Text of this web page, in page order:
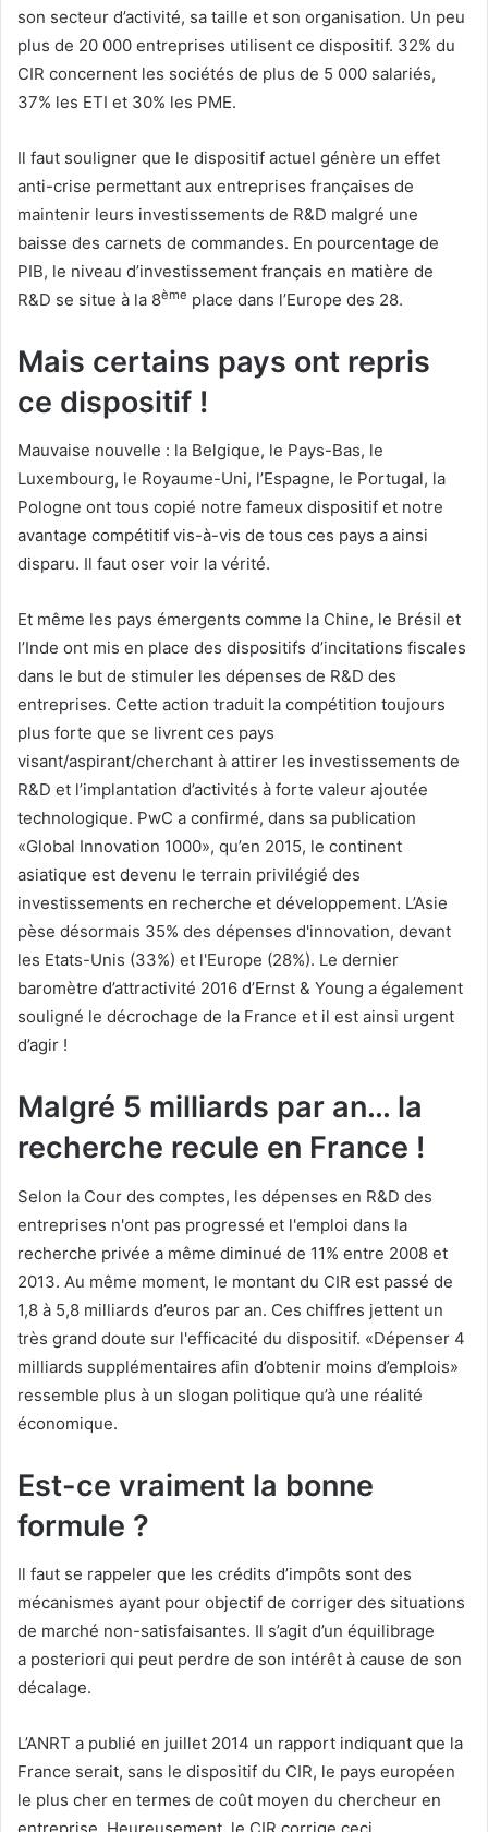
son secteur d’activité, sa taille et son organisation. Un peu
plus de 20 000 entreprises utilisent ce dispositif. 32% du
CIR concernent les sociétés de plus de 5 000 salariés,
37% les ETI et 30% les PME.
Il faut souligner que le dispositif actuel génère un effet
anti-crise permettant aux entreprises françaises de
maintenir leurs investissements de R&D malgré une
baisse des carnets de commandes. En pourcentage de
PIB, le niveau d’investissement français en matière de
R&D se situe à la 8ème place dans l’Europe des 28.
Mais certains pays ont repris
ce dispositif !
Mauvaise nouvelle : la Belgique, le Pays-Bas, le
Luxembourg, le Royaume-Uni, l’Espagne, le Portugal, la
Pologne ont tous copié notre fameux dispositif et notre
avantage compétitif vis-à-vis de tous ces pays a ainsi
disparu. Il faut oser voir la vérité.
Et même les pays émergents comme la Chine, le Brésil et
l’Inde ont mis en place des dispositifs d’incitations fiscales
dans le but de stimuler les dépenses de R&D des
entreprises. Cette action traduit la compétition toujours
plus forte que se livrent ces pays
visant/aspirant/cherchant à attirer les investissements de
R&D et l’implantation d’activités à forte valeur ajoutée
technologique. PwC a confirmé, dans sa publication
«Global Innovation 1000», qu’en 2015, le continent
asiatique est devenu le terrain privilégié des
investissements en recherche et développement. L’Asie
pèse désormais 35% des dépenses d'innovation, devant
les Etats-Unis (33%) et l'Europe (28%). Le dernier
baromètre d’attractivité 2016 d’Ernst & Young a également
souligné le décrochage de la France et il est ainsi urgent
d’agir !
Malgré 5 milliards par an… la
recherche recule en France !
Selon la Cour des comptes, les dépenses en R&D des
entreprises n'ont pas progressé et l'emploi dans la
recherche privée a même diminué de 11% entre 2008 et
2013. Au même moment, le montant du CIR est passé de
1,8 à 5,8 milliards d’euros par an. Ces chiffres jettent un
très grand doute sur l'efficacité du dispositif. «Dépenser 4
milliards supplémentaires afin d’obtenir moins d’emplois»
ressemble plus à un slogan politique qu’à une réalité
économique.
Est-ce vraiment la bonne
formule ?
Il faut se rappeler que les crédits d’impôts sont des
mécanismes ayant pour objectif de corriger des situations
de marché non-satisfaisantes. Il s’agit d’un équilibrage
a posteriori qui peut perdre de son intérêt à cause de son
décalage.
L’ANRT a publié en juillet 2014 un rapport indiquant que la
France serait, sans le dispositif du CIR, le pays européen
le plus cher en termes de coût moyen du chercheur en